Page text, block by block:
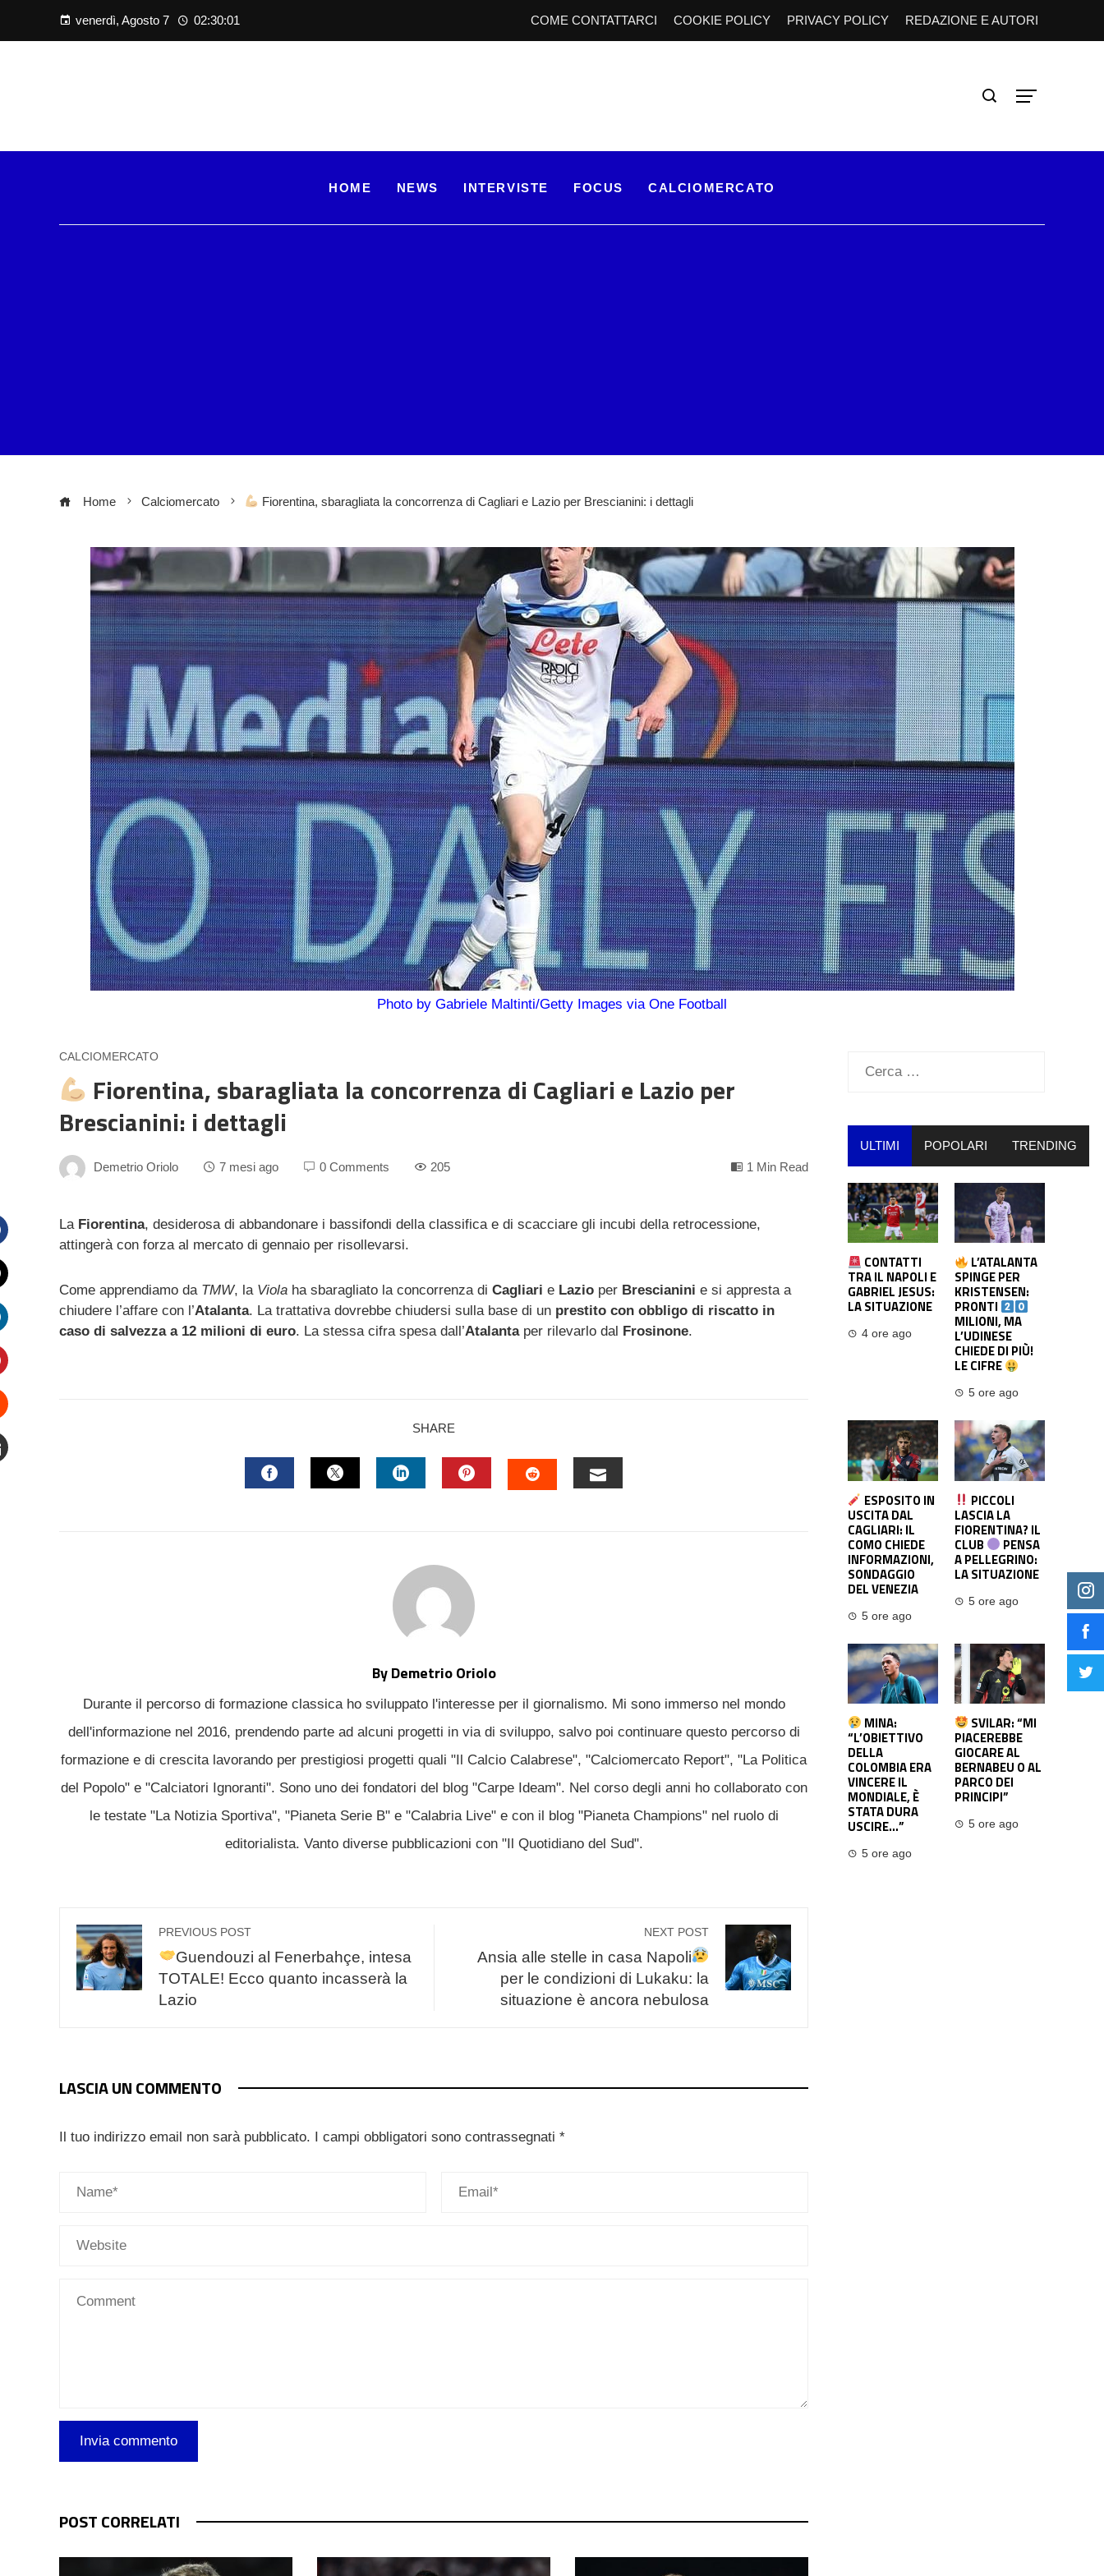
venerdì, Agosto 7 02:30:03 COME CONTATTARCI COOKIE POLICY PRIVACY POLICY REDAZIONE E AUTORI
HOME NEWS INTERVISTE FOCUS CALCIOMERCATO
Home Calciomercato Fiorentina, sbaragliata la concorrenza di Cagliari e Lazio per Brescianini: i dettagli
Photo by Gabriele Maltinti/Getty Images via One Football
CALCIOMERCATO
Fiorentina, sbaragliata la concorrenza di Cagliari e Lazio per
Brescianini: i dettagli
Demetrio Oriolo 7 mesi ago 0 Comments 205 1 Min Read
La Fiorentina, desiderosa di abbandonare i bassifondi della classifica e di scacciare gli incubi della retrocessione,
attingerà con forza al mercato di gennaio per risollevarsi.
Come apprendiamo da TMW, la Viola ha sbaragliato la concorrenza di Cagliari e Lazio per Brescianini e si appresta a
chiudere l’affare con l’Atalanta. La trattativa dovrebbe chiudersi sulla base di un prestito con obbligo di riscatto in
caso di salvezza a 12 milioni di euro. La stessa cifra spesa dall’Atalantaper rilevarlo dal Frosinone.
SHARE
By Demetrio Oriolo
Durante il percorso di formazione classica ho sviluppato l'interesse per il giornalismo. Mi sono immerso nel mondo
dell'informazione nel 2016, prendendo parte ad alcuni progetti in via di sviluppo, salvo poi continuare questo percorso di
formazione e di crescita lavorando per prestigiosi progetti quali "Il Calcio Calabrese", "Calciomercato Report", "La Politica
del Popolo" e "Calciatori Ignoranti". Sono uno dei fondatori del blog "Carpe Ideam". Nel corso degli anni ho collaborato con
le testate "La Notizia Sportiva", "Pianeta Serie B" e "Calabria Live" e con il blog "Pianeta Champions" nel ruolo di
editorialista. Vanto diverse pubblicazioni con "Il Quotidiano del Sud".
PREVIOUS POST
Guendouzi al Fenerbahçe, intesa
TOTALE! Ecco quanto incasserà la
Lazio
NEXT POST
Ansia alle stelle in casa Napoli
per le condizioni di Lukaku: la
situazione è ancora nebulosa
LASCIA UN COMMENTO
Il tuo indirizzo email non sarà pubblicato. I campi obbligatori sono contrassegnati *
POST CORRELATI
Ricerca
ULTIMI POPOLARI TRENDING
CONTATTI
TRA IL NAPOLI E
GABRIEL JESUS:
LA SITUAZIONE
4 ore ago
L’ATALANTA
SPINGE PER
KRISTENSEN:
PRONTI
MILIONI, MA
L’UDINESE
CHIEDE DI PIÙ!
LE CIFRE
5 ore ago
ESPOSITO IN
USCITA DAL
CAGLIARI: IL
COMO CHIEDE
INFORMAZIONI,
SONDAGGIO
DEL VENEZIA
5 ore ago
PICCOLI
LASCIA LA
FIORENTINA? IL
CLUB PENSA
A PELLEGRINO:
LA SITUAZIONE
5 ore ago
MINA:
“L’OBIETTIVO
DELLA
COLOMBIA ERA
VINCERE IL
MONDIALE, È
STATA DURA
USCIRE…”
5 ore ago
SVILAR: “MI
PIACEREBBE
GIOCARE AL
BERNABEU O AL
PARCO DEI
PRINCIPI”
5 ore ago